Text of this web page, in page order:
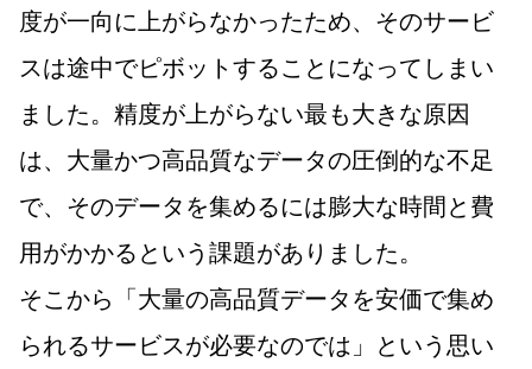
度が一向に上がらなかったため、そのサービ
スは途中でピボットすることになってしまい
ました。精度が上がらない最も大きな原因
は、大量かつ高品質なデータの圧倒的な不足
で、そのデータを集めるには膨大な時間と費
用がかかるという課題がありました。
そこから「大量の高品質データを安価で集め
られるサービスが必要なのでは」という思い